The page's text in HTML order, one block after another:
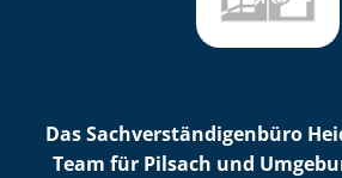
Das Sach­ver­stän­di­gen­bü­ro
Team für Pilsach und